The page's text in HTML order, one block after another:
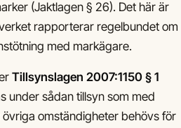
(Jaktlagen § 26). Det här är
rapporterar regelbundet om
med markägare.
Tillsynslagen 2007:1150 § 1
under sådan tillsyn som med
omständigheter behövs för